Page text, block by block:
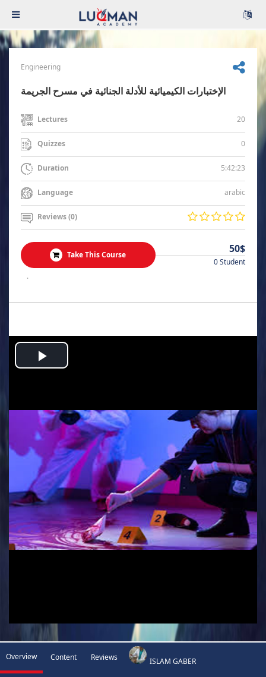
Engineering
الإختبارات الكيميائية للأدلة الجنائية في مسرح الجريمة
Lectures 20
Quizzes 0
Duration 5:42:23
Language arabic
Reviews (0)
Take This Course 50$
0 Student
.
Play
Overview Content Reviews ISLAM GABER